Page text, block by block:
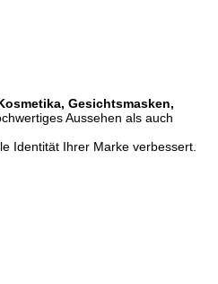
Gesichtsmasken,
Aussehen als auch
Identität Ihrer Marke verbessert.